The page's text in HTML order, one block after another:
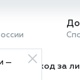
—
Уход за